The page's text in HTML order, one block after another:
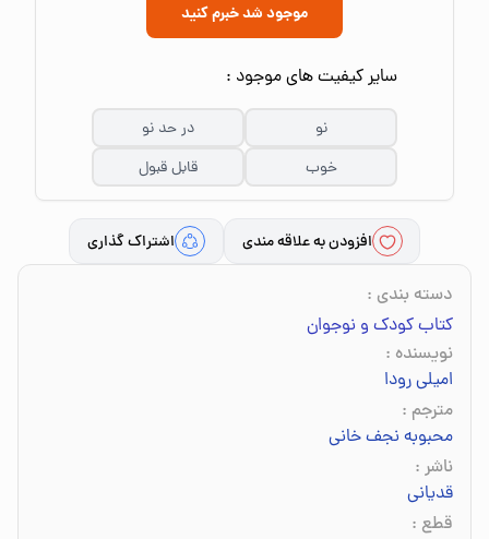
موجود شد خبرم کنید
سایر کیفیت های موجود :
نو
در حد نو
خوب
قابل قبول
افزودن به علاقه مندی اشتراک گذاری
دسته بندی :
کتاب کودک و نوجوان
نویسنده :
امیلی رودا
مترجم :
محبوبه نجف خانی
ناشر :
قدیانی
قطع :